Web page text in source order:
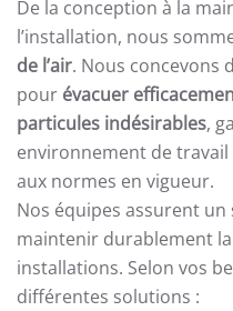
De la conception à la
l’installation, nous
de l’air. Nous concevons
pour évacuer
particules indésirables,
environnement de
aux normes en vigueur.
Nos équipes assurent
maintenir durablement
installations. Selon vos
différentes solutions :